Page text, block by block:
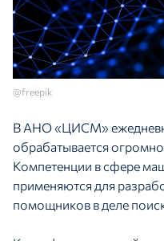
@freepik
В АНО «ЦИСМ»
обрабатывается
Компетенции в сфере
применяются для
помощников в деле